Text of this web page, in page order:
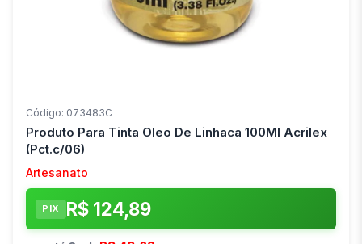
Código: 073483C
Produto Para Tinta Oleo De Linhaca 100Ml Acrilex
(Pct.c/06)
Artesanato
PIX R$ 124,89